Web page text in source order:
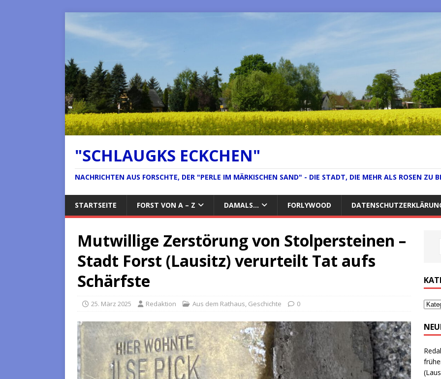
"SCHLAUGKS ECKCHEN"
NACHRICHTEN AUS FORSCHTE, DER "PERLE IM MÄRKISCHEN SAND" - DIE STADT, DIE MEHR ALS ROSEN ZU
STARTSEITE FORST VON A – Z DAMALS… FORLYWOOD
Mutwillige Zerstörung von Stolpersteinen –
Stadt Forst (Lausitz) verurteilt Tat aufs
Schärfste
25. März 2025 Redaktion Aus dem Rathaus, Geschichte 0